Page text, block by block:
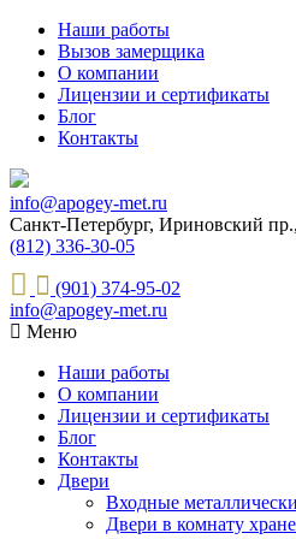
Наши работы
Вызов замерщика
О компании
Лицензии и сертификаты
Блог
Контакты
info@apogey-met.ru
Санкт-Петербург, Ириновский
(812) 336-30-05
(901) 374-95-02
info@apogey-met.ru
Меню
Наши работы
О компании
Лицензии и сертификаты
Блог
Контакты
Двери
Входные
Двери в комнату